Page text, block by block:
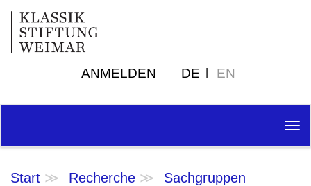
ANMELDEN DE EN
Start Recherche
Sachgruppen